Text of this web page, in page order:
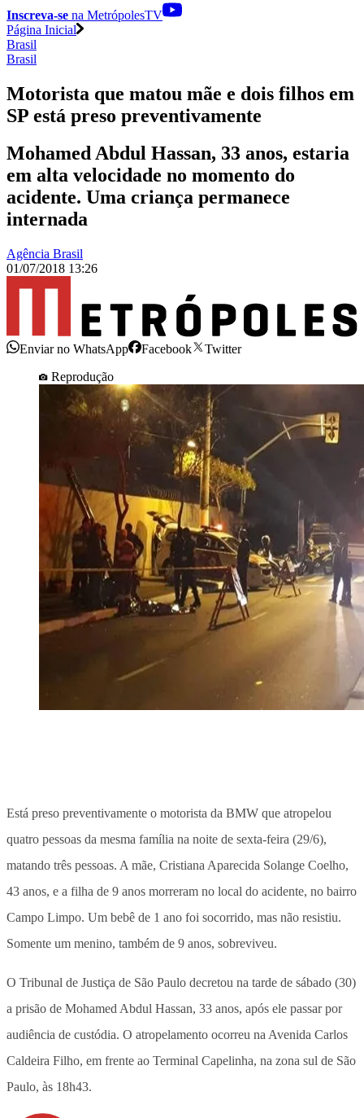
Inscreva-se na MetrópolesTV
Página Inicial
Brasil
Brasil
Motorista que matou mãe e dois filhos em
SP está preso preventivamente
Mohamed Abdul Hassan, 33 anos, estaria
em alta velocidade no momento do
acidente. Uma criança permanece
internada
Agência Brasil
01/07/2018 13:26
Enviar no WhatsApp Facebook
Twitter
Reprodução
Está preso preventivamente o motorista da BMW que atropelou
quatro pessoas da mesma família na noite de sexta-feira (29/6),
matando três pessoas. A mãe, Cristiana Aparecida Solange Coelho,
43 anos, e a filha de 9 anos morreram no local do acidente, no bairro
Campo Limpo. Um bebê de 1 ano foi socorrido, mas não resistiu.
Somente um menino, também de 9 anos, sobreviveu.
O Tribunal de Justiça de São Paulo decretou na tarde de sábado (30)
a prisão de Mohamed Abdul Hassan, 33 anos, após ele passar por
audiência de custódia. O atropelamento ocorreu na Avenida Carlos
Caldeira Filho, em frente ao Terminal Capelinha, na zona sul de São
Paulo, às 18h43.